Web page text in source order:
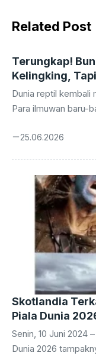
k
Related Post
Terungkap!
Kelingking,
Tercengang!
Dunia reptil kembali
Para ilmuwan baru-
seolah menantang
lebih mengejutkan:
di dunia ini ternyata
dibandingkan
terjadi di hutan
daftar spesies baru.
25.06.2026
Skotlandia
Piala Dunia
Senin, 10 Juni 2024
Dunia 2026